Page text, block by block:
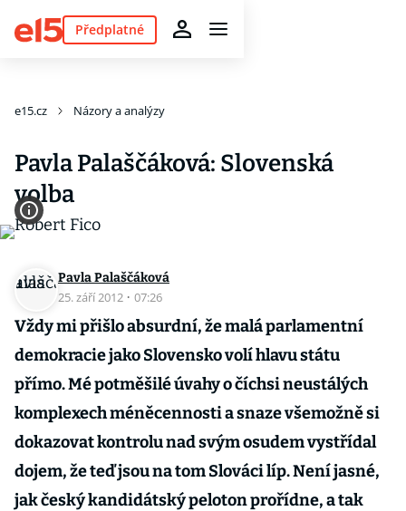
Předplatné
e15.cz Názory a analýzy
Pavla Palaščáková: Slovenská
volba
Pavla Palaščáková
25. září 2012 · 07:26
Vždy mi přišlo absurdní, že malá parlamentní
demokracie jako Slovensko volí hlavu státu
přímo. Mé potměšilé úvahy o číchsi neustálých
komplexech méněcennosti a snaze všemožně si
dokazovat kontrolu nad svým osudem vystřídal
dojem, že teď jsou na tom Slováci líp. Není jasné,
jak český kandidátský peloton prořídne, a tak